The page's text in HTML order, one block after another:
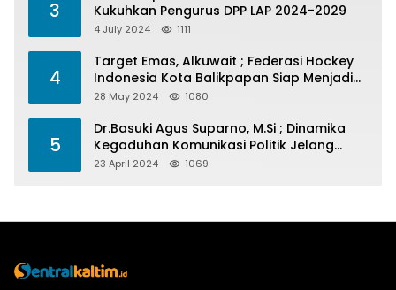
3
Kukuhkan Pengurus DPP LAP 2024-2029
4 July 2024 1111
4
Target Emas, Alkuwait ; Federasi Hockey
Indonesia Kota Balikpapan Siap Menjadi
Barometer Prestasi Di Kaltim
28 May 2024 1080
5
Dr.Basuki Agus Suparno, M.Si ; Dinamika
Kegaduhan Komunikasi Politik Jelang
Pesta Politik 2024
23 April 2024 1069